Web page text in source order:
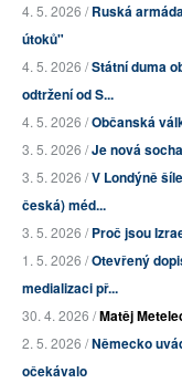
4. 5. 2026 /Ruská
útoků"
4. 5. 2026 /Státní duma
odtržení od S...
4. 5. 2026 /Občanská
3. 5. 2026 /Je nová
3. 5. 2026 /V Londýně
česká) méd...
3. 5. 2026 /Proč jsou
1. 5. 2026 /Otevřený
medializaci př...
30. 4. 2026 /Matěj
2. 5. 2026 /Německo
očekávalo